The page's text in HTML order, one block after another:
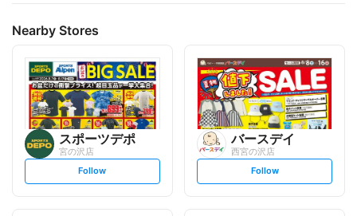
Nearby Stores
スポーツデポ
宮の沢店
s
t
Follow
バースデイ
西宮の沢店
s
t
Follow